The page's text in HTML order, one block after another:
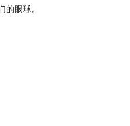
的眼球。